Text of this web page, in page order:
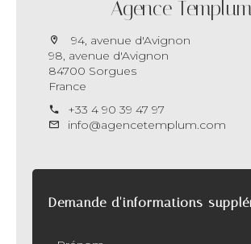
Agence Templum
94, avenue d'Avignon
98, avenue d'Avignon
84700 Sorgues
France
+33 4 90 39 47 97
info@agencetemplum.com
Demande d'informations